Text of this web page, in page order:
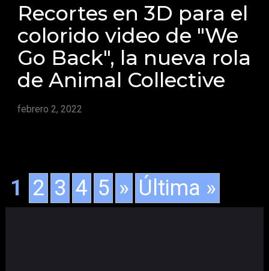
Recortes en 3D para el
colorido video de "We
Go Back", la nueva rola
de Animal Collective
febrero 2, 2022
1 2 3 4 5 » Última »